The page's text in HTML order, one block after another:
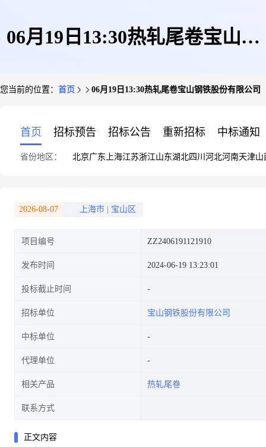
06月19日13:30热轧尾卷宝山钢
您当前的位置： 首页 06月19日13:30热轧尾卷宝山钢铁股份有限公司
首页 招标预告 招标公告 重新招标 中标通知
省份地区： 北京广东 上海江苏浙江山东湖北四川 河北河南天津山
2026-08-07 上海市 宝山区
项目编号 ZZ2406191121910
发布时间 2024-06-19 13:23:01
投标截止时间
招标单位 宝山钢铁股份有限公司
中标单位
代理单位
相关产品 热轧尾卷
联系方式
正文内容